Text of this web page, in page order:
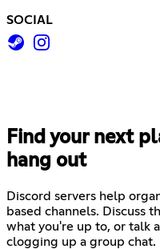
SOCIAL
Find your next
hang out
Discord servers help
based channels. Discuss
what you're up to, or talk
clogging up a group chat.